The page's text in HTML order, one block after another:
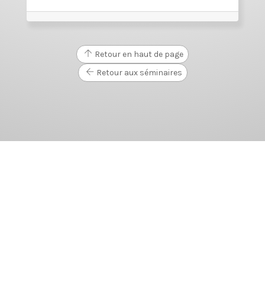
Retour en haut de page
Retour aux séminaires